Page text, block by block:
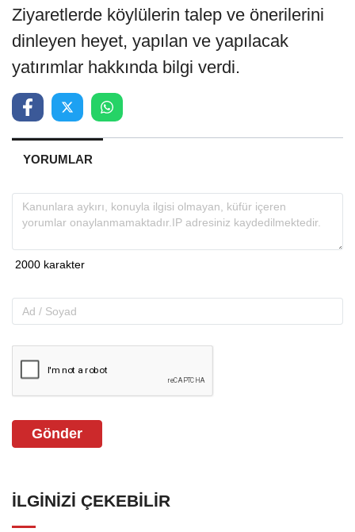
Ziyaretlerde köylülerin talep ve önerilerini
dinleyen heyet, yapılan ve yapılacak
yatırımlar hakkında bilgi verdi.
YORUMLAR
Gönder
İLGINIZI ÇEKEBILIR